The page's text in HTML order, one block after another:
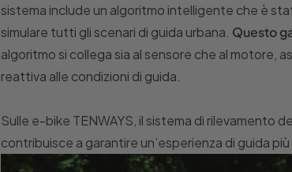
sistema include un algoritmo intelligente che è
simulare tutti gli scenari di guida urbana. Questo
algoritmo si collega sia al sensore che al motore,
reattiva alle condizioni di guida.
Sulle e-bike TENWAYS, il sistema di rilevamento
contribuisce a garantire un’esperienza di guida più